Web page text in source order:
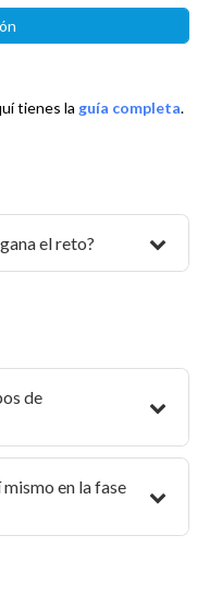
tienes la guía completa.
el reto?
de
en la fase